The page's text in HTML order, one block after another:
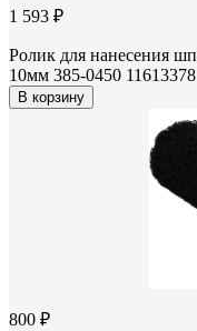
1 593 ₽
Ролик для нанесения
10мм 385-0450 11613378
В корзину
800 ₽